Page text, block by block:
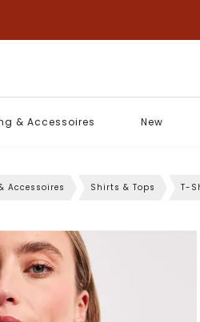
& Accessoires New
Accessoires Shirts & Tops T-